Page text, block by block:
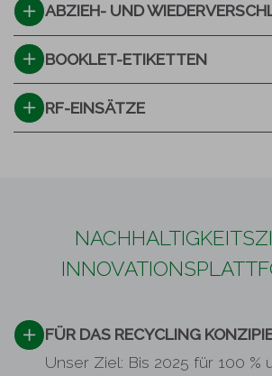
ABZIEH- UND
BOOKLET-ETIKETTEN
RF-EINSÄTZE
FÜR DAS RECYCLING
Unser Ziel: Bis 2025 für 100 %